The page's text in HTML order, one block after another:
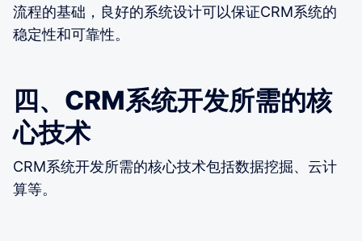
流程的基础，良好的系统设计可以保证CRM系统的
稳定性和可靠性。
四、CRM系统开发所需的核
心技术
CRM系统开发所需的核心技术包括数据挖掘、云计
算等。